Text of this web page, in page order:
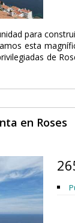
para
esta
de
en Roses